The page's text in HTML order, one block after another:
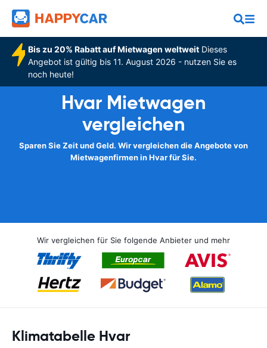
Bis zu 20% Rabatt auf Mietwagen weltweitDieses
Angebot ist gültig bis 11. August 2026 - nutzen Sie es
noch heute!
Hvar Mietwagen
vergleichen
Sparen Sie Zeit und Geld. Wir vergleichen die Angebote von
Mietwagenfirmen in Hvar für Sie.
Wir vergleichen für Sie folgende Anbieter und mehr
Klimatabelle Hvar